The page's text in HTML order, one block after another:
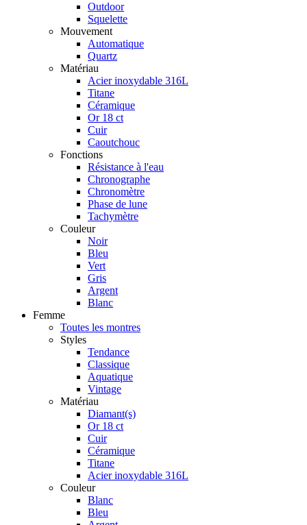
Outdoor
Squelette
Mouvement
Automatique
Quartz
Matériau
Acier inoxydable 316L
Titane
Céramique
Or 18 ct
Cuir
Caoutchouc
Fonctions
Résistance à l'eau
Chronographe
Chronomètre
Phase de lune
Tachymètre
Couleur
Noir
Bleu
Vert
Gris
Argent
Blanc
Femme
Toutes les montres
Styles
Tendance
Classique
Aquatique
Vintage
Matériau
Diamant(s)
Or 18 ct
Cuir
Céramique
Titane
Acier inoxydable 316L
Couleur
Blanc
Bleu